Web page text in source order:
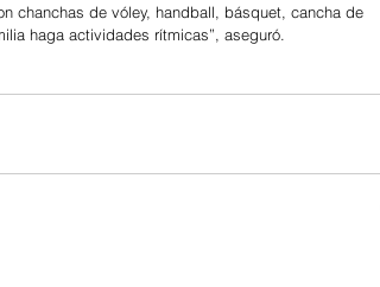
chanchas de vóley, handball, básquet, cancha de
haga actividades rítmicas”, aseguró.